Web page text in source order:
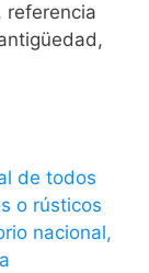
referencia
de todos
o rústicos
nacional,